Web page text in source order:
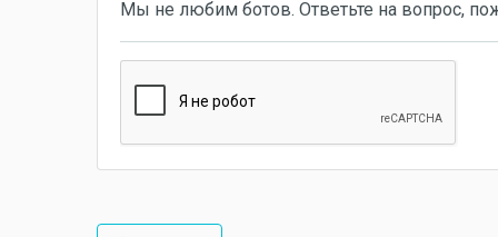
Мы не любим ботов. Ответьте на вопрос,